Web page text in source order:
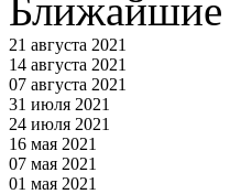
Ближайшие
21 августа 2021
14 августа 2021
07 августа 2021
31 июля 2021
24 июля 2021
16 мая 2021
07 мая 2021
01 мая 2021